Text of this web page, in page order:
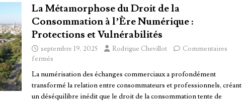
La Métamorphose du Droit de la
Consommation à l’Ère Numérique :
Protections et Vulnérabilités
septembre 19, 2025 Rodrigue Chevillot
Commentaires
fermés
La numérisation des échanges commerciaux a profondément
transformé la relation entre consommateurs et professionnels, créant
un déséquilibre inédit que le droit de la consommation tente de